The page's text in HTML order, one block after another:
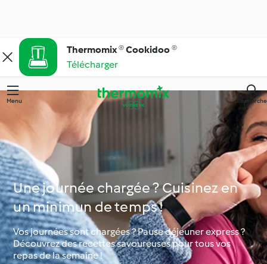
Thermomix ® Cookidoo ®
Télécharger
Menu Recherche
Une journée chargée ? Cuisinez en
un minimun de temps !
Vos journées sont chargées ? Pause déjeuner express ?
Découvrez des recettes savoureuses pour tous vos
repas de la semaine !